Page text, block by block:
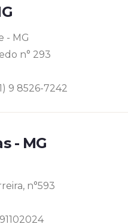
- MG
n° 293
9 8526-7242
- MG
n°593